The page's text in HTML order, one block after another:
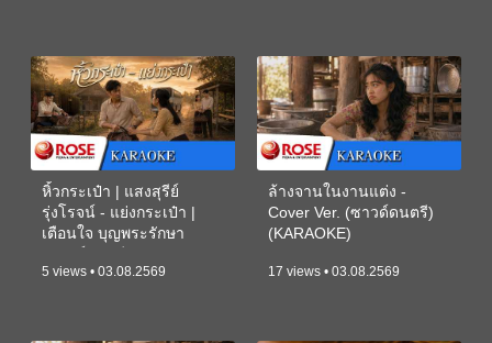
หิ้วกระเป๋า | แสงสุรีย์
รุ่งโรจน์ - แย่งกระเป๋า |
เตือนใจ บุญพระรักษา
5 views • 03.08.2569
ล้างจานในงานแต่ง -
Cover Ver. (ซาวด์ดนตรี)
(KARAOKE)
17 views • 03.08.2569